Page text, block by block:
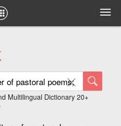
Multilingual Dictionary 20+